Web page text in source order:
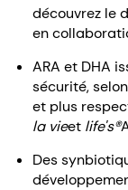
découvrez le
en
ARA et DHA
sécurité,
et plus
la vieet life's®
Des